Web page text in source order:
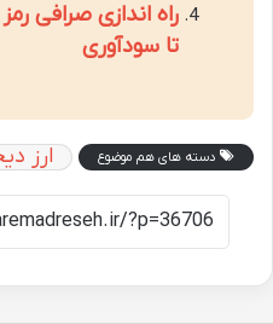
راه اندازی صرافی
تا سودآوری
دسته های هم موضوع ارز